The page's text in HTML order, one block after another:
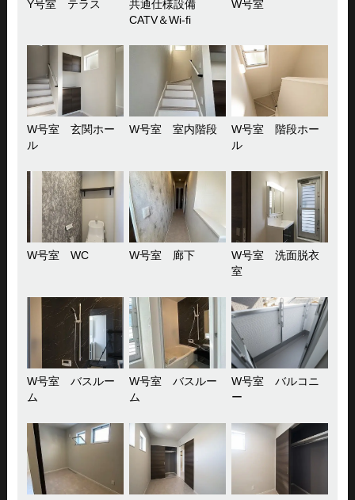
Y号室 テラス
共通仕様設備
CATV＆Wi-fi
W号室
W号室 玄関ホー
ル
W号室 室内階段
W号室 階段ホー
ル
W号室 WC W号室 廊下
W号室 洗面脱衣
室
W号室 バスルー
ム
W号室 バスルー
ム
W号室 バルコニ
ー